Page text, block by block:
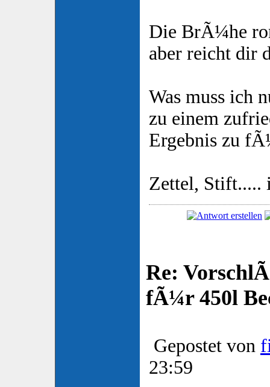
Die BrÃ¼he
aber reicht dir
Was muss ich
zu einem
Ergebnis zu
Zettel, Stift.....
Re:
fÃ¼r 450l
Gepostet von
23:59